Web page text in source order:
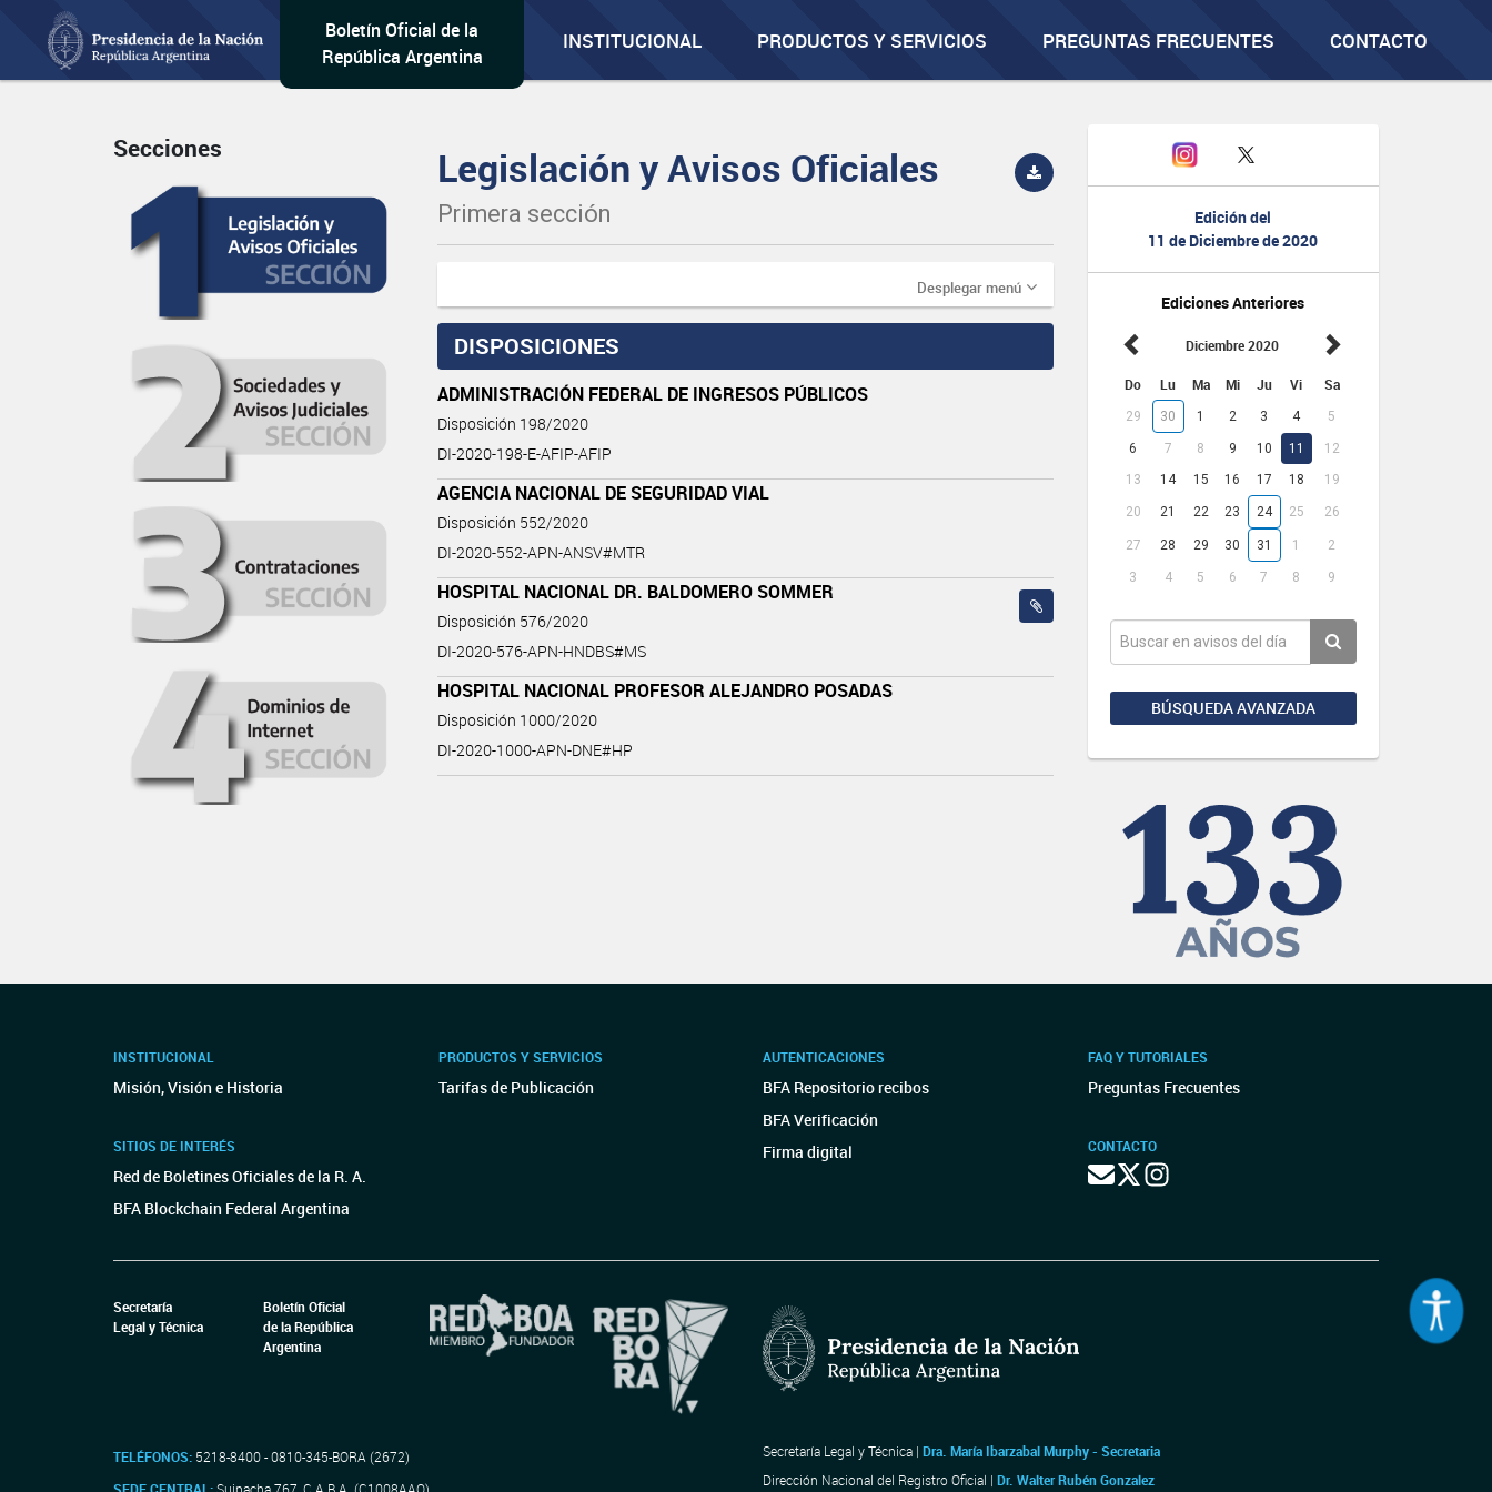
Boletín Oficial de la
República Argentina
INSTITUCIONAL PRODUCTOS Y SERVICIOS PREGUNTAS FRECUENTES CONTACTO
Edición del
11 de Diciembre de 2020
Ediciones Anteriores
Diciembre 2020
Do Lu Ma Mi Ju Vi Sa
29 30 1 2 3 4 5
6 7 8 9 10 11
12
13
14 15 16 17 18 19
20 21 22 23 24 25 26
27 28 29 30 31 1 2
3 4 5 6 7 8 9
BÚSQUEDA AVANZADA
Secciones Legislación y Avisos Oficiales
Primera sección
Desplegar menú
DISPOSICIONES
ADMINISTRACIÓN FEDERAL DE INGRESOS PÚBLICOS
Disposición 198/2020
DI-2020-198-E-AFIP-AFIP
AGENCIA NACIONAL DE SEGURIDAD VIAL
Disposición 552/2020
DI-2020-552-APN-ANSV#MTR
HOSPITAL NACIONAL DR. BALDOMERO SOMMER
Disposición 576/2020
DI-2020-576-APN-HNDBS#MS
HOSPITAL NACIONAL PROFESOR ALEJANDRO POSADAS
Disposición 1000/2020
DI-2020-1000-APN-DNE#HP
INSTITUCIONAL
Misión, Visión e Historia
SITIOS DE INTERÉS
Red de Boletines Oficiales de la R. A.
BFA Blockchain Federal Argentina
PRODUCTOS Y SERVICIOS
Tarifas de Publicación
AUTENTICACIONES
BFA Repositorio recibos
BFA Verificación
Firma digital
FAQ Y TUTORIALES
Preguntas Frecuentes
CONTACTO
Secretaría
Legal y Técnica
Boletín Oficial
de la República
Argentina
TELÉFONOS: 5218-8400 - 0810-345-BORA (2672)
Secretaría Legal y Técnica | Dra. María Ibarzabal Murphy - Secretaria
Dirección Nacional del Registro Oficial | Dr. Walter Rubén Gonzalez